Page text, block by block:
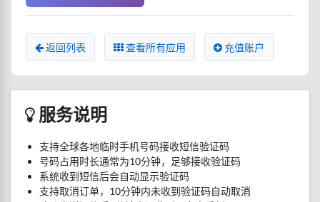
返回列表 查看所有应用 充值账户
服务说明
支持全球各地临时手机号码接收短信验证码
号码占用时长通常为10分钟，足够接收验证码
系统收到短信后会自动显示验证码
支持取消订单，10分钟内未收到验证码自动取消